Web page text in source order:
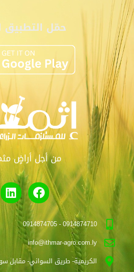
حمّل التطبيق
من أجل أراضٍ
0914874710 - 0914874705
info@ithmar-agro.com.ly
الكريمية- طريق السواني- مقابل